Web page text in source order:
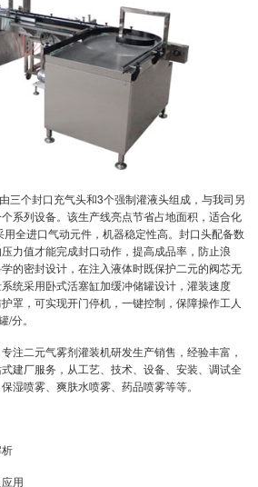
三个封口充气头和3个强制灌液头组成，与我司另
系列设备。该生产线亮点节省占地面积，适合化
全进口气动元件，机器稳定性高。封口头配备数
力值才能完成封口动作，提高成品率，防止浪
的密封设计，在注入液体时既保护二元的阀芯无
统采用卧式活塞缸加缓冲储罐设计，灌装速度
罩，可实现开门停机，一键控制，保障操作工人
分。
注二元气雾剂灌装机研发生产销售，经验丰富，
建厂服务，从工艺、技术、设备、安装、调试全
保湿喷雾 、爽肤水喷雾、药品喷雾等等。
用